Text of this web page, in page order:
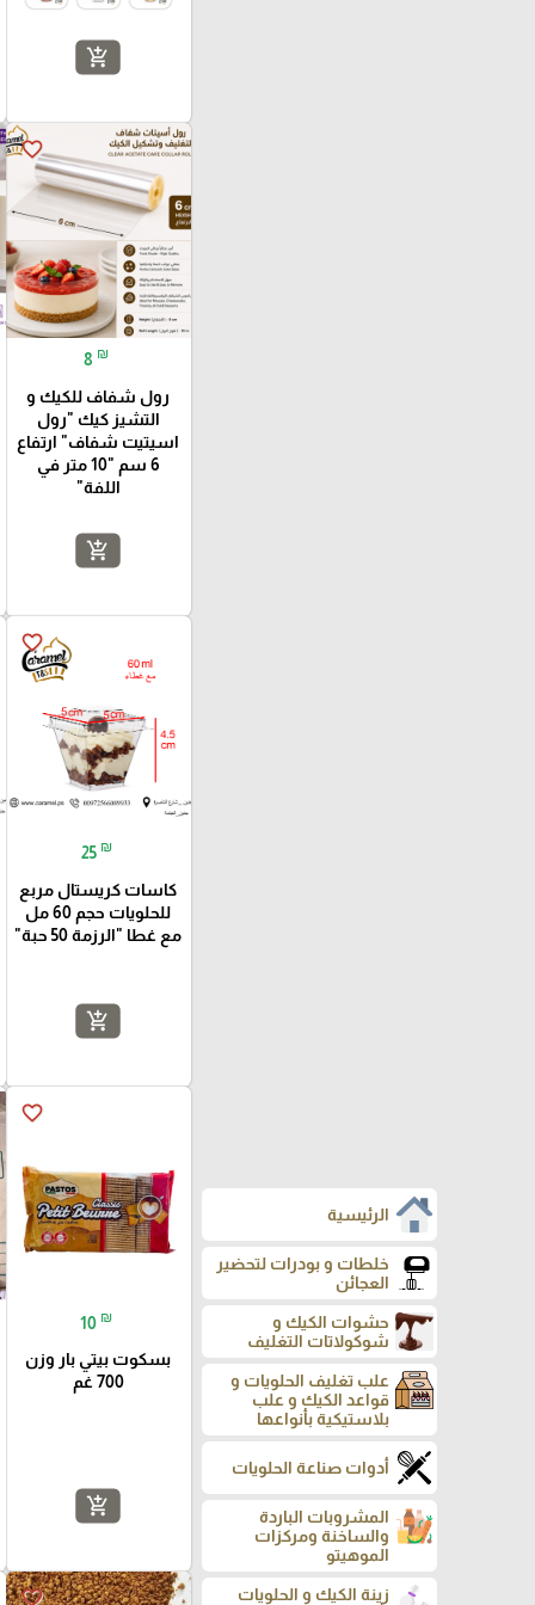
الرئيسية
خلطات و بودرات لتحضير
العجائن
حشوات الكيك و
شوكولاتات التغليف
قواعد الكيك و علب
أدوات صناعة الحلويات
المشروبات الباردة
add_shopping_cart
favorite_border
8 ₪
رول شفاف للكيك و
التشيز كيك "رول
اسيتيت شفاف" ارتفاع
6 سم "10 متر في
اللفة"
add_shopping_cart
favorite_border
25 ₪
كاسات كريستال مربع
للحلويات حجم 60 مل
مع غطا "الرزمة 50 حبة"
add_shopping_cart
favorite_border
10 ₪
بسكوت بيتي بار وزن
700 غم
add_shopping_cart
favorite_border